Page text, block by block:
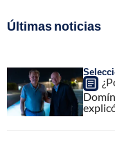
Últimas noticias